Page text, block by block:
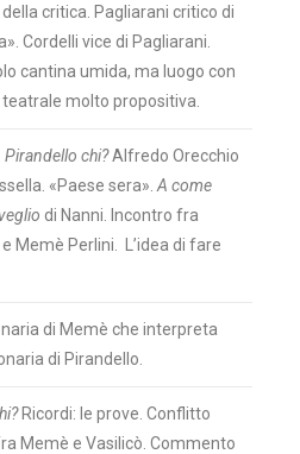
critica. Pagliarani critico di
Cordelli vice di Pagliarani.
cantina umida, ma luogo con
molto propositiva.
Pirandello chi?Alfredo Orecchio
«Paese sera». A come
di Nanni. Incontro fra
e Memè Perlini. L’idea di fare
di Memè che interpreta
di Pirandello.
Ricordi: le prove. Conflitto
Memè e Vasilicò. Commento